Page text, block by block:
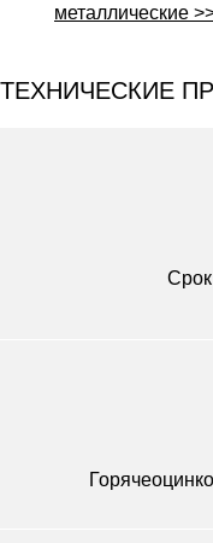
металлические
ТЕХНИЧЕСКИЕ